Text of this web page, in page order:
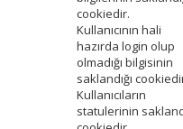
cookiedir.
Kullanıcının hali
hazırda login olup
olmadığı bilgisinin
saklandığı
Kullanıcıların
statulerinin